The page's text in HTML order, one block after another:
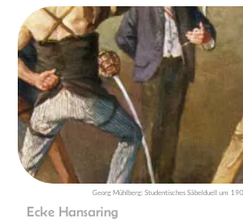
Georg Mühlberg: Studentisches Säbelduell um
Ecke Hansaring